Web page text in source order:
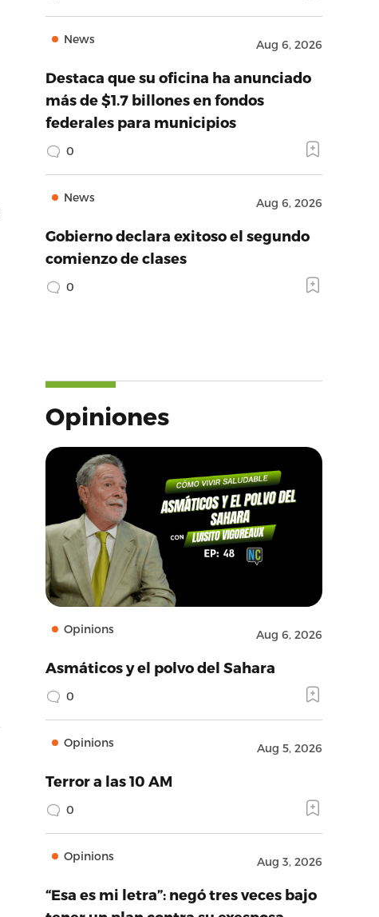
News Aug 6, 2026
Destaca que su oficina ha anunciado
más de $1.7 billones en fondos
federales para municipios
0
News Aug 6, 2026
Gobierno declara exitoso el segundo
comienzo de clases
0
Opiniones
Opinions Aug 6, 2026
Asmáticos y el polvo del Sahara
0
Opinions Aug 5, 2026
Terror a las 10 AM
0
Opinions Aug 3, 2026
“Esa es mi letra”: negó tres veces bajo